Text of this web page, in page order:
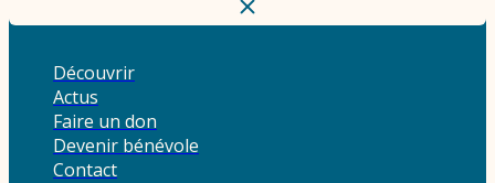
Découvrir
Actus
Faire un don
Devenir bénévole
Contact